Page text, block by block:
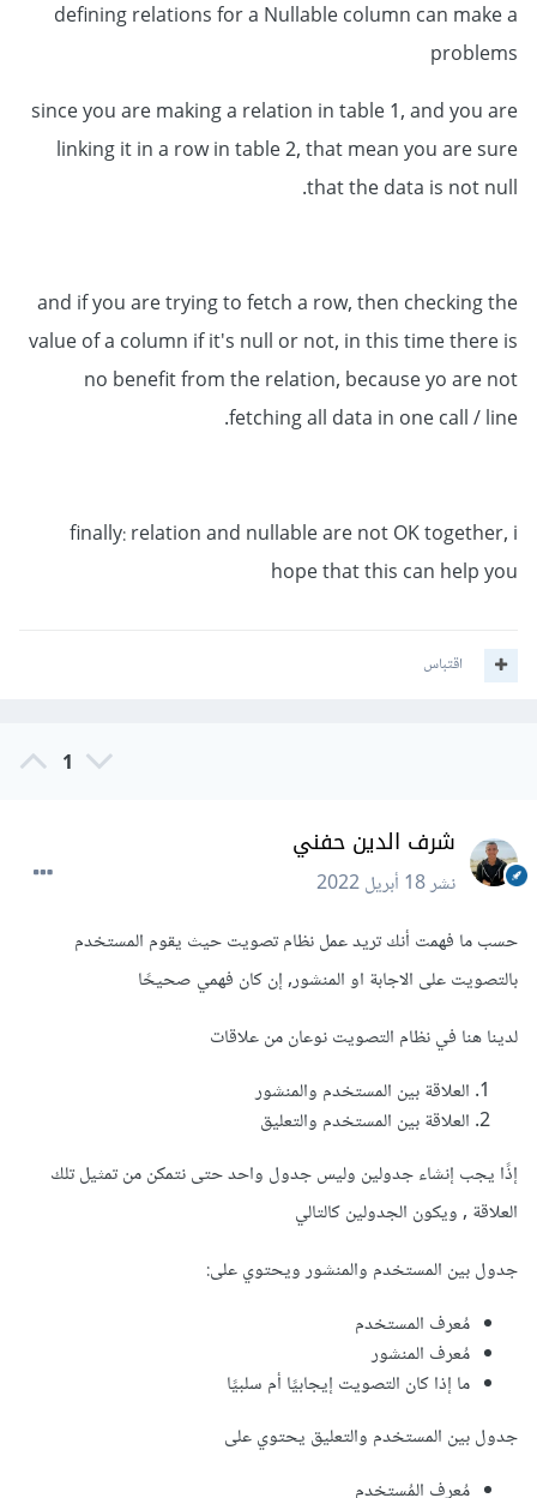
defining relations for a Nullable column can make a
problems
since you are making a relation in table 1, and you are
linking it in a row in table 2, that mean you are sure
that the data is not null.
and if you are trying to fetch a row, then checking the
value of a column if it's null or not, in this time there is
no benefit from the relation, because yo are not
fetching all data in one call / line.
finally: relation and nullable are not OK together, i
hope that this can help you
اقتباس
1
شرف الدين حفني
نشر18 أبريل 2022
حسب ما فهمت أنك تريد عمل نظام تصويت حيث يقوم المستخدم
بالتصويت على الاجابة او المنشور, إن كان فهمي صحيحًا
لدينا هنا في نظام التصويت نوعان من علاقات
العلاقة بين المستخدم والمنشور
العلاقة بين المستخدم والتعليق
إذًا يجب إنشاء جدولين وليس جدول واحد حتى نتمكن من تمثيل تلك
العلاقة , ويكون الجدولين كالتالي
جدول بين المستخدم والمنشور ويحتوي على:
مُعرف المستخدم
مُعرف المنشور
ما إذا كان التصويت إيجابيًا أم سلبيًا
جدول بين المستخدم والتعليق يحتوي على